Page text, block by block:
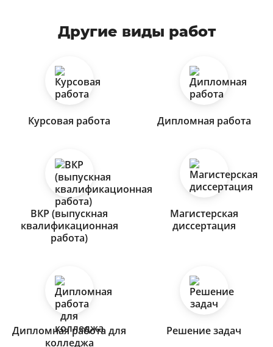
Другие виды работ
Курсовая работа Дипломная работа
ВКР (выпускная
квалификационная
работа)
Магистерская
диссертация
Дипломная работа для
колледжа
Решение задач